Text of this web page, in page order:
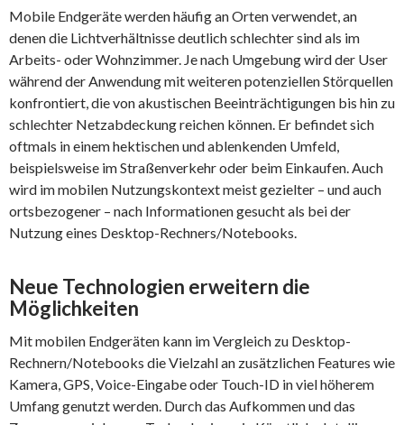
Mobile Endgeräte werden häufig an Orten verwendet, an
denen die Lichtverhältnisse deutlich schlechter sind als im
Arbeits- oder Wohnzimmer. Je nach Umgebung wird der User
während der Anwendung mit weiteren potenziellen Störquellen
konfrontiert, die von akustischen Beeinträchtigungen bis hin zu
schlechter Netzabdeckung reichen können. Er befindet sich
oftmals in einem hektischen und ablenkenden Umfeld,
beispielsweise im Straßenverkehr oder beim Einkaufen. Auch
wird im mobilen Nutzungskontext meist gezielter – und auch
ortsbezogener – nach Informationen gesucht als bei der
Nutzung eines Desktop-Rechners/Notebooks.
Neue Technologien erweitern die
Möglichkeiten
Mit mobilen Endgeräten kann im Vergleich zu Desktop-
Rechnern/Notebooks die Vielzahl an zusätzlichen Features wie
Kamera, GPS, Voice-Eingabe oder Touch-ID in viel höherem
Umfang genutzt werden. Durch das Aufkommen und das